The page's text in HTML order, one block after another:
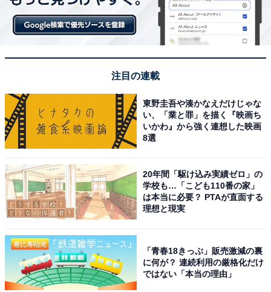
注目の連載
東野圭吾や湊かなえだけじゃな
い、「業と罪」を描く『映画ち
いかわ』から強く連想した映画
8選
20年間「駆け込み実績ゼロ」の
学校も…「こども110番の家」
は本当に必要？ PTAが直面する
理想と現実
「青春18きっぷ」販売激減の裏
に何が？ 連続利用の厳格化だけ
ではない「本当の理由」